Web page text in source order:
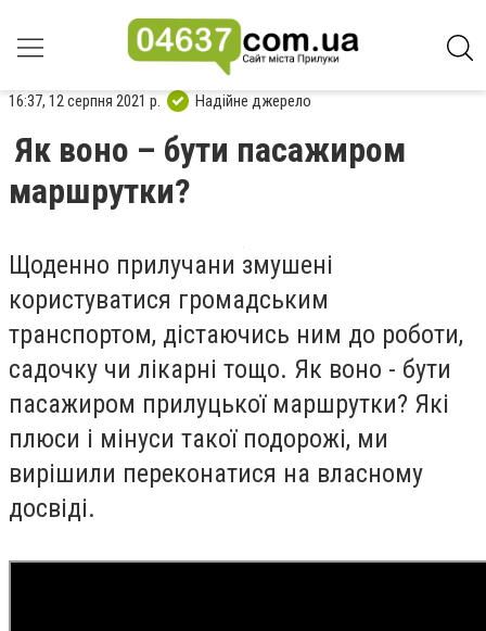
16:37, 12 серпня 2021 р. Надійне джерело
Як воно – бути пасажиром
маршрутки?
Щоденно прилучани змушені
користуватися громадським
транспортом, дістаючись ним до роботи,
садочку чи лікарні тощо. Як воно - бути
пасажиром прилуцької маршрутки? Які
плюси і мінуси такої подорожі, ми
вирішили переконатися на власному
досвіді.